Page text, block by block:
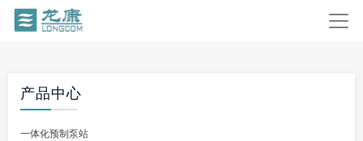
产品中心
一体化预制泵站